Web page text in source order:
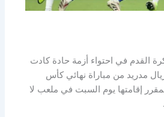
القدم في احتواء أزمة حادة كادت
مدريد من مباراة نهائي كأس
إقامتها يوم السبت في ملعب لا